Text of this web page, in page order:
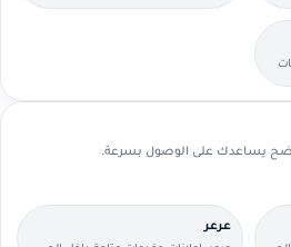
القريبين منك.
يساعدك على الوصول بسرعة.
عرعر